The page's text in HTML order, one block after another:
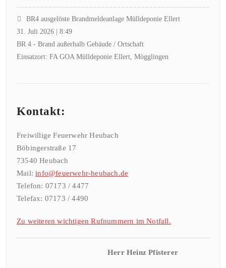
BR4 ausgelöste Brandmeldeanlage Mülldeponie Ellert
31. Juli 2026
8:49
BR 4 - Brand außerhalb Gebäude / Ortschaft
Einsatzort: FA GOA Mülldeponie Ellert, Mögglingen
Kontakt:
Freiwillige Feuerwehr Heubach
Böbingerstraße 17
73540 Heubach
Mail:info@feuerwehr-heubach.de
Telefon: 07173 / 4477
Telefax: 07173 / 4490
Zu weiteren wichtigen Rufnummern im Notfall.
Herr Heinz Pfisterer